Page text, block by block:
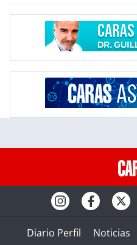
Diario Perfil Noticias